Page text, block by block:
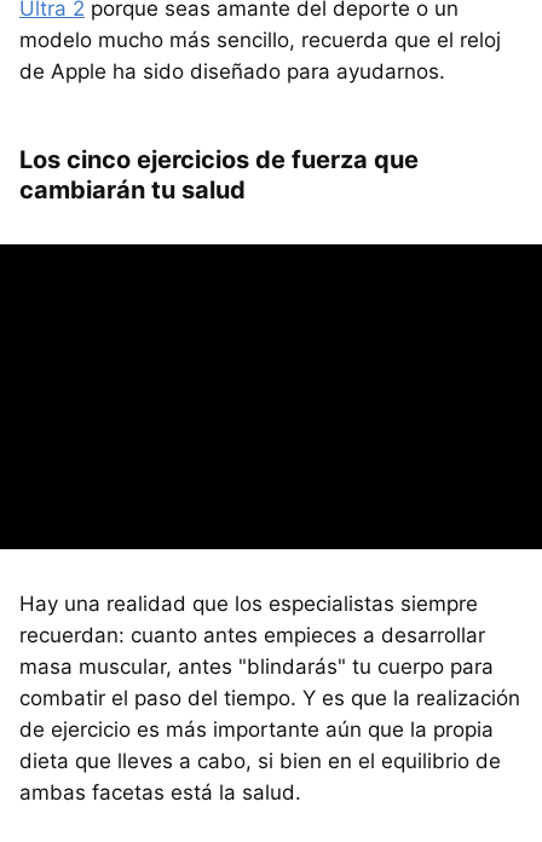
Ultra 2 porque seas amante del deporte o un
modelo mucho más sencillo, recuerda que el reloj
de Apple ha sido diseñado para ayudarnos.
Los cinco ejercicios de fuerza que
cambiarán tu salud
Hay una realidad que los especialistas siempre
recuerdan: cuanto antes empieces a desarrollar
masa muscular, antes "blindarás" tu cuerpo para
combatir el paso del tiempo. Y es que la realización
de ejercicio es más importante aún que la propia
dieta que lleves a cabo, si bien en el equilibrio de
ambas facetas está la salud.